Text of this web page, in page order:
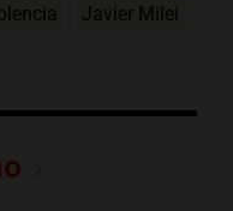
Javier Milei